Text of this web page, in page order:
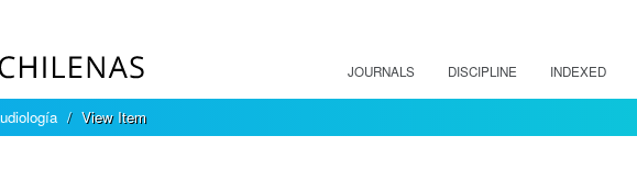
JOURNALS DISCIPLINE INDEXED
View Item